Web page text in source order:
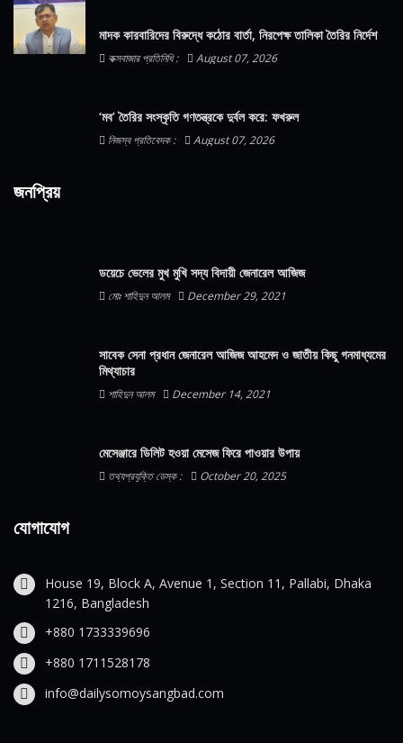
মাদক কারবারিদের বিরুদ্ধে কঠোর বার্তা, নিরপেক্ষ তালিকা তৈরির নির্দেশ
কক্সবাজার প্রতিনিধি : August 07, 2026
‘মব’ তৈরির সংস্কৃতি গণতন্ত্রকে দুর্বল করে: ফখরুল
নিজস্ব প্রতিবেদক : August 07, 2026
জনপ্রিয়
ডয়েচে ভেলের মুখ মুখি সদ্য বিদায়ী জেনারেল আজিজ
মোঃ শাহিদুন আলম December 29, 2021
সাবেক সেনা প্রধান জেনারেল আজিজ আহমেদ ও জাতীয় কিছু গনমাধ্যমের
মিথ্যাচার
শাহিদুন আলম December 14, 2021
মেসেঞ্জারে ডিলিট হওয়া মেসেজ ফিরে পাওয়ার উপায়
তথ্যপ্রযুক্তি ডেস্ক : October 20, 2025
যোগাযোগ
House 19, Block A, Avenue 1, Section 11, Pallabi, Dhaka
1216, Bangladesh
+880 1733339696
+880 1711528178
info@dailysomoysangbad.com